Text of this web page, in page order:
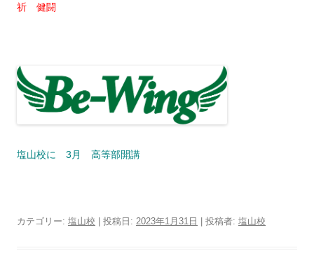
祈 健闘
塩山校に 3月 高等部開講
カテゴリー: 塩山校 | 投稿日: 2023年1月31日 投稿者: 塩山校